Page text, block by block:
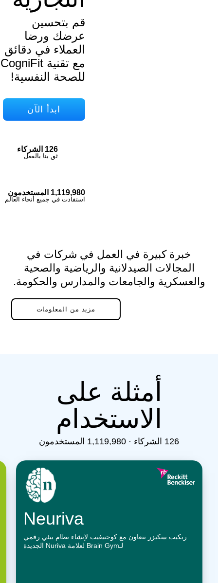
قم بتحسين
عرضك ورضا
العملاء في دقائق
مع تقنية CogniFit
للصحة النفسية!
ابدأ الآن
126 الشركاء
ثق بنا بالفعل
1,119,980 المستخدمون
استفادت في جميع أنحاء العالم
خبرة كبيرة في العمل في شركات في
المجالات الصيدلانية والرياضية والصحية
والعسكرية والجامعات والمدارس والحكومة.
مزيد من المعلومات
أمثلة على
الاستخدام
126 الشركاء · 1,119,980 المستخدمون
Neuriva
ريكيت بينكيزر تتعاون مع كوجنيفيت لإنشاء نظام بيئي رقمي
لـBrain Gym لعلامة Nuriva الجديدة